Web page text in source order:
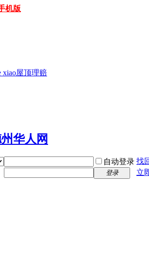
机版
自动登录 找
登录
立